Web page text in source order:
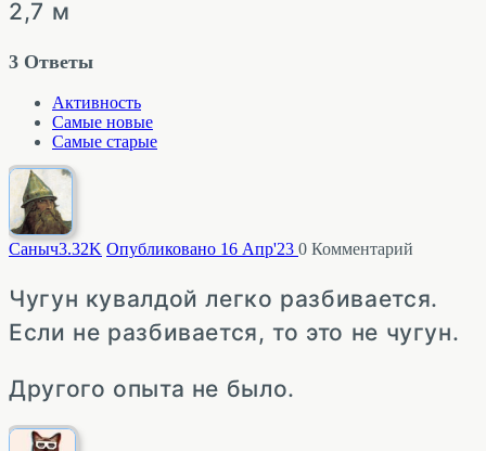
2,7 м
3 Ответы
Активность
Самые новые
Самые старые
Саныч3.32K Опубликовано 16 Апр'23 0 Комментарий
Чугун кувалдой легко разбивается.
Если не разбивается, то это не чугун.
Другого опыта не было.